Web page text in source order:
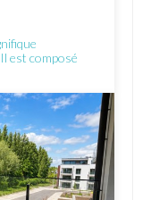
est composé